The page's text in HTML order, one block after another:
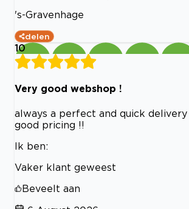
's-Gravenhage
delen
10
Very good webshop !
always a perfect and quick
good pricing !!
Ik ben:
Vaker klant geweest
Beveelt aan